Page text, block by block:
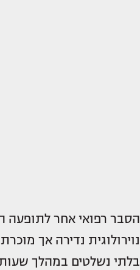
הסבר רפואי אחר לתופעה
נוירולוגית נדירה אך
בלתי נשלטים במהלך